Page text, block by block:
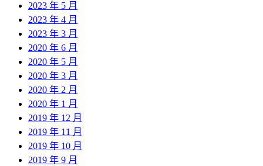
2023 年 5 月
2023 年 4 月
2023 年 3 月
2020 年 6 月
2020 年 5 月
2020 年 3 月
2020 年 2 月
2020 年 1 月
2019 年 12 月
2019 年 11 月
2019 年 10 月
2019 年 9 月